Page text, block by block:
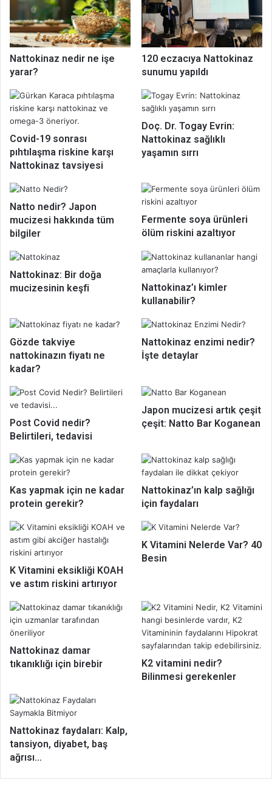
Nattokinaz nedir ne işe
yarar?
120 eczacıya Nattokinaz
sunumu yapıldı
Covid-19 sonrası
pıhtılaşma riskine karşı
Nattokinaz tavsiyesi
Doç. Dr. Togay Evrin:
Nattokinaz sağlıklı
yaşamın sırrı
Natto nedir? Japon
mucizesi hakkında tüm
bilgiler
Fermente soya ürünleri
ölüm riskini azaltıyor
Nattokinaz: Bir doğa
mucizesinin keşfi
Nattokinaz’ı kimler
kullanabilir?
Gözde takviye
nattokinazın fiyatı ne
kadar?
Nattokinaz enzimi nedir?
İşte detaylar
Post Covid nedir?
Belirtileri, tedavisi
Japon mucizesi artık çeşit
çeşit: Natto Bar Koganean
Kas yapmak için ne kadar
protein gerekir?
Nattokinaz’ın kalp sağlığı
için faydaları
K Vitamini eksikliği KOAH
ve astım riskini artırıyor
K Vitamini Nelerde Var? 40
Besin
Nattokinaz damar
tıkanıklığı için birebir
K2 vitamini nedir?
Bilinmesi gerekenler
Nattokinaz faydaları: Kalp,
tansiyon, diyabet, baş
ağrısı…